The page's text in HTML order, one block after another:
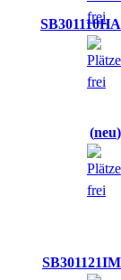
SB301110HA
neu
SB301121IM